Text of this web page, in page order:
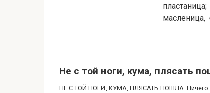
масленица,
Не с той ноги, кума, плясать
НЕ С ТОЙ НОГИ, КУМА, ПЛЯСАТЬ ПОШЛА. Ничего